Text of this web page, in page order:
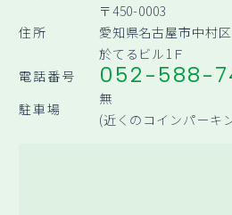
住所
〒450-0003
愛知県名古屋市中村
於てるビル1Ｆ
電話番号
052-588-
駐車場
無
(近くのコインパーキ